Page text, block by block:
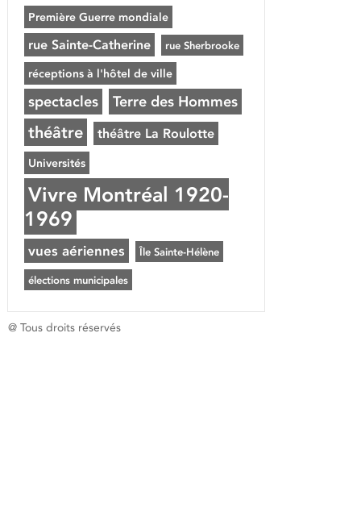
Première Guerre mondiale
rue Sainte-Catherine rue Sherbrooke
réceptions à l'hôtel de ville
spectacles Terre des Hommes
théâtre théâtre La Roulotte
Universités
Vivre Montréal 1920-
1969
vues aériennes Île Sainte-Hélène
élections municipales
@ Tous droits réservés